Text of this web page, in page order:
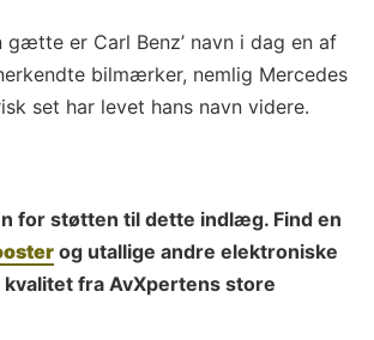
gætte er Carl Benz’ navn i dag en af
bilmærker, nemlig Mercedes
set har levet hans navn videre.
for støtten til dette indlæg. Find en
og utallige andre elektroniske
fra AvXpertens store